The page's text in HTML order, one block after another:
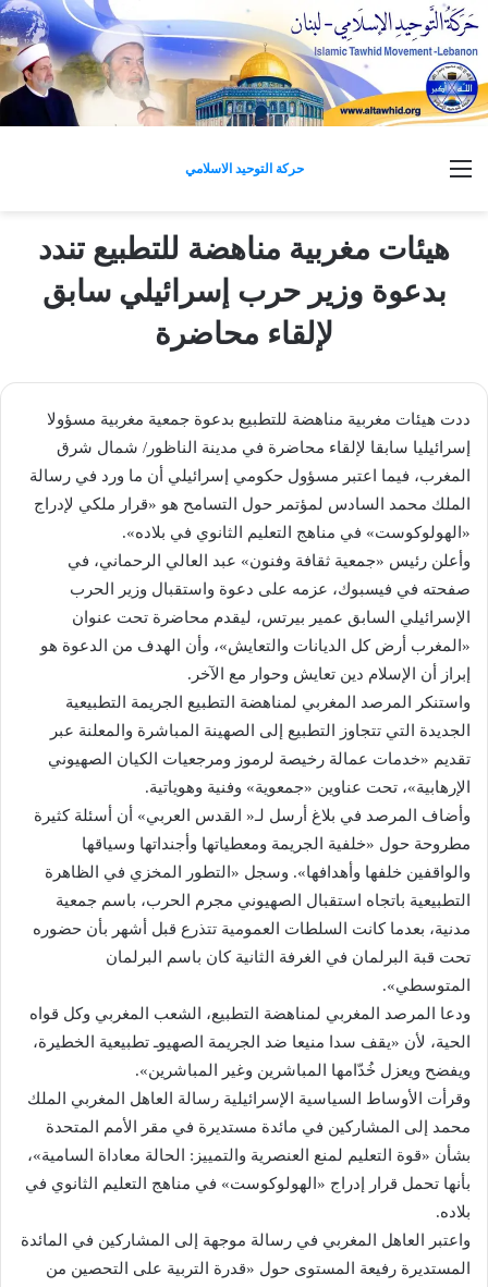
حركة التوحيد الاسلامي
هيئات مغربية مناهضة للتطبيع تندد
بدعوة وزير حرب إسرائيلي سابق
لإلقاء محاضرة
ددت هيئات مغربية مناهضة للتطبيع بدعوة جمعية مغربية مسؤولا
إسرائيليا سابقا لإلقاء محاضرة في مدينة الناظور/ شمال شرق
المغرب، فيما اعتبر مسؤول حكومي إسرائيلي أن ما ورد في رسالة
الملك محمد السادس لمؤتمر حول التسامح هو «قرار ملكي لإدراج
«الهولوكوست» في مناهج التعليم الثانوي في بلاده».
وأعلن رئيس «جمعية ثقافة وفنون» عبد العالي الرحماني، في
صفحته في فيسبوك، عزمه على دعوة واستقبال وزير الحرب
الإسرائيلي السابق عمير بيرتس، ليقدم محاضرة تحت عنوان
«المغرب أرض كل الديانات والتعايش»، وأن الهدف من الدعوة هو
إبراز أن الإسلام دين تعايش وحوار مع الآخر.
واستنكر المرصد المغربي لمناهضة التطبيع الجريمة التطبيعية
الجديدة التي تتجاوز التطبيع إلى الصهينة المباشرة والمعلنة عبر
تقديم «خدمات عمالة رخيصة لرموز ومرجعيات الكيان الصهيوني
الإرهابية»، تحت عناوين «جمعوية» وفنية وهوياتية.
وأضاف المرصد في بلاغ أرسل لـ« القدس العربي» أن أسئلة كثيرة
مطروحة حول «خلفية الجريمة ومعطياتها وأجنداتها وسياقها
والواقفين خلفها وأهدافها». وسجل «التطور المخزي في الظاهرة
التطبيعية باتجاه استقبال الصهيوني مجرم الحرب، باسم جمعية
مدنية، بعدما كانت السلطات العمومية تتذرع قبل أشهر بأن حضوره
تحت قبة البرلمان في الغرفة الثانية كان باسم البرلمان
المتوسطي».
ودعا المرصد المغربي لمناهضة التطبيع، الشعب المغربي وكل قواه
الحية، لأن «يقف سدا منيعا ضد الجريمة الصهيوـ تطبيعية الخطيرة،
ويفضح ويعزل خُدّامها المباشرين وغير المباشرين».
وقرأت الأوساط السياسية الإسرائيلية رسالة العاهل المغربي الملك
محمد إلى المشاركين في مائدة مستديرة في مقر الأمم المتحدة
بشأن «قوة التعليم لمنع العنصرية والتمييز: الحالة معاداة السامية»،
بأنها تحمل قرار إدراج «الهولوكوست» في مناهج التعليم الثانوي في
بلاده.
واعتبر العاهل المغربي في رسالة موجهة إلى المشاركين في المائدة
المستديرة رفيعة المستوى حول «قدرة التربية على التحصين من